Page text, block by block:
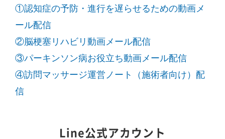
①認知症の予防・進行を遅らせるための動画メ
ール配信
②脳梗塞リハビリ動画メール配信
③パーキンソン病お役立ち動画メール配信
④訪問マッサージ運営ノート（施術者向け）配
信
Line公式アカウント